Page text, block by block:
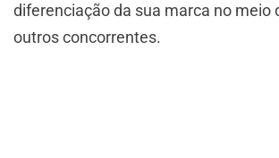
diferenciação da sua marca no meio
outros concorrentes.